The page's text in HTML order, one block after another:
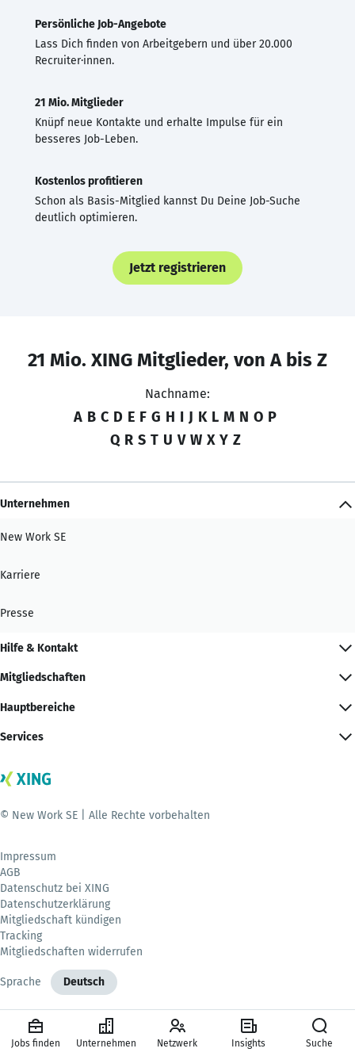
Persönliche Job-Angebote
Lass Dich finden von Arbeitgebern und über 20.000
Recruiter·innen.
21 Mio. Mitglieder
Knüpf neue Kontakte und erhalte Impulse für ein
besseres Job-Leben.
Kostenlos profitieren
Schon als Basis-Mitglied kannst Du Deine Job-Suche
deutlich optimieren.
Jetzt registrieren
21 Mio. XING Mitglieder, von A bis Z
Nachname:
A B C D E F G H I J K L M N O P
Q R S T U V W X Y Z
Unternehmen
New Work SE
Karriere
Presse
Hilfe & Kontakt
Mitgliedschaften
Hauptbereiche
Services
© New Work SE | Alle Rechte vorbehalten
Impressum
AGB
Datenschutz bei XING
Datenschutzerklärung
Mitgliedschaft kündigen
Tracking
Mitgliedschaften widerrufen
Sprache Deutsch
Jobs finden Unternehmen Netzwerk Insights Suche